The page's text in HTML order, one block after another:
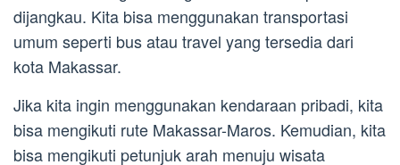
dijangkau. Kita bisa menggunakan transportasi
umum seperti bus atau travel yang tersedia dari
kota Makassar.
Jika kita ingin menggunakan kendaraan pribadi, kita
bisa mengikuti rute Makassar-Maros. Kemudian, kita
bisa mengikuti petunjuk arah menuju wisata